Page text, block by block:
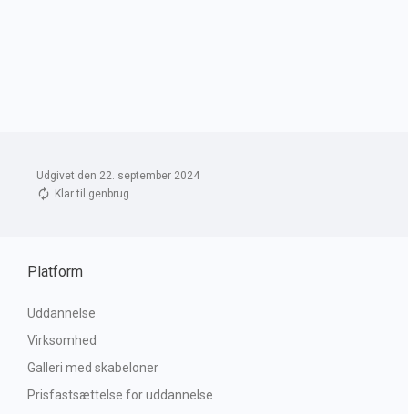
Udgivet den 22. september 2024
Klar til genbrug
Platform
Uddannelse
Virksomhed
Galleri med skabeloner
Prisfastsættelse for uddannelse